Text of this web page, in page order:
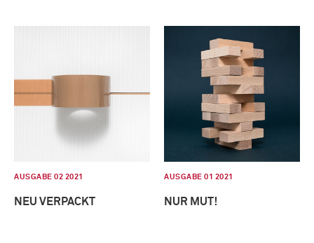
AUSGABE 02 2021
NEU VERPACKT
AUSGABE 01 2021
NUR MUT!